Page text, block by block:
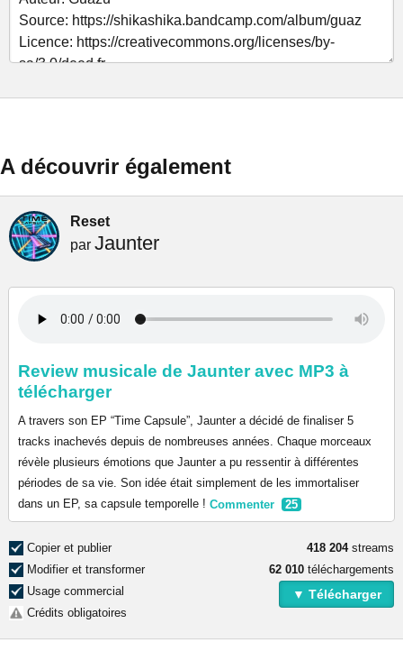
A découvrir également
Reset
par Jaunter
Review musicale de Jaunter avec MP3 à
télécharger
A travers son EP “Time Capsule”, Jaunter a décidé de finaliser 5
tracks inachevés depuis de nombreuses années. Chaque morceaux
révèle plusieurs émotions que Jaunter a pu ressentir à différentes
périodes de sa vie. Son idée était simplement de les immortaliser
dans un EP, sa capsule temporelle ! Commenter 25
Copier et publier
Modifier et transformer
Usage commercial
Crédits obligatoires
418 204streams
62 010 téléchargements
▼ Télécharger